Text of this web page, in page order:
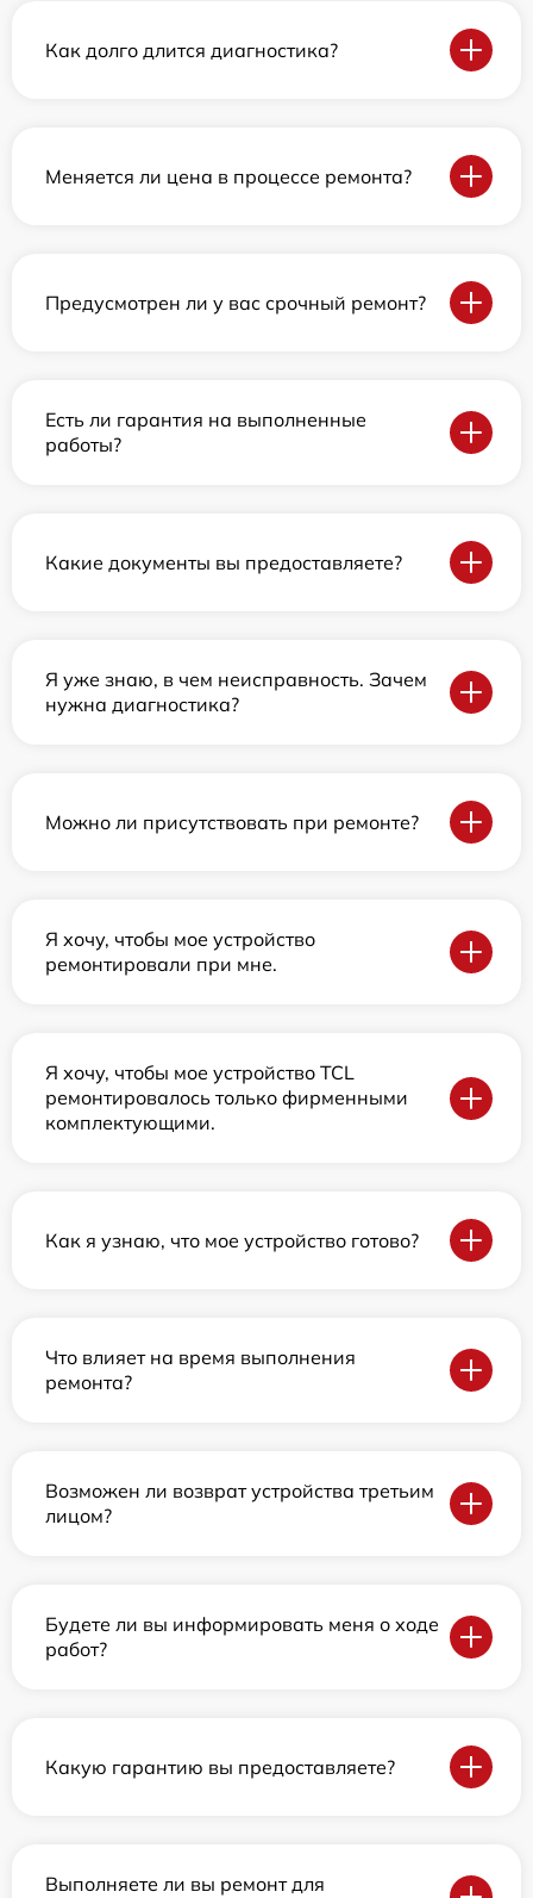
Как долго длится диагностика?
Меняется ли цена в процессе ремонта?
Предусмотрен ли у вас срочный ремонт?
Есть ли гарантия на выполненные
работы?
Какие документы вы предоставляете?
Я уже знаю, в чем неисправность. Зачем
нужна диагностика?
Можно ли присутствовать при ремонте?
Я хочу, чтобы мое устройство
ремонтировали при мне.
Я хочу, чтобы мое устройство TCL
ремонтировалось только фирменными
комплектующими.
Как я узнаю, что мое устройство готово?
Что влияет на время выполнения
ремонта?
Возможен ли возврат устройства третьим
лицом?
Будете ли вы информировать меня о ходе
работ?
Какую гарантию вы предоставляете?
Выполняете ли вы ремонт для